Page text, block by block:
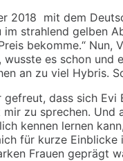
2018 mit dem
strahlend gelben
bekomme.“ Nun,
wusste es schon und
an zu viel Hybris.
dass sich
zu sprechen. Und
kennen lernen
für kurze Einblicke
Frauen geprägt